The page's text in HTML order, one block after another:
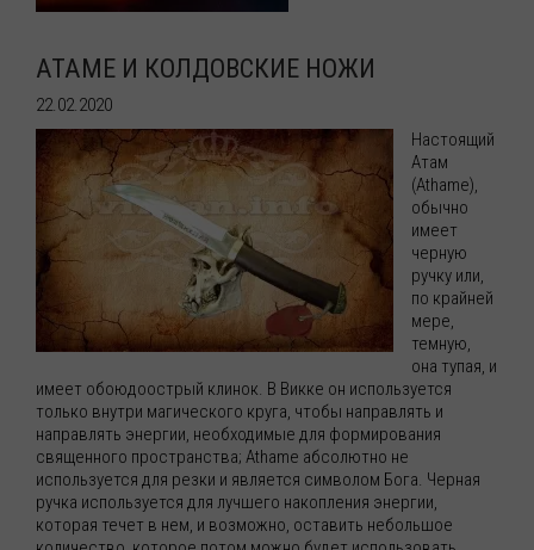
АТАМЕ И КОЛДОВСКИЕ НОЖИ
22.02.2020
Настоящий
Атам
(Athame),
обычно
имеет
черную
ручку или,
по крайней
мере,
темную,
она тупая, и
имеет обоюдоострый клинок. В Викке он используется
только внутри магического круга, чтобы направлять и
направлять энергии, необходимые для формирования
священного пространства; Athame абсолютно не
используется для резки и является символом Бога. Черная
ручка используется для лучшего накопления энергии,
которая течет в нем, и возможно, оставить небольшое